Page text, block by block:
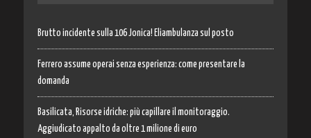
Brutto incidente sulla 106 Jonica! Eliambulanza sul posto
Ferrero assume operai senza esperienza: come presentare la
domanda
Basilicata, Risorse idriche: più capillare il monitoraggio.
Aggiudicato appalto da oltre 1 milione di euro